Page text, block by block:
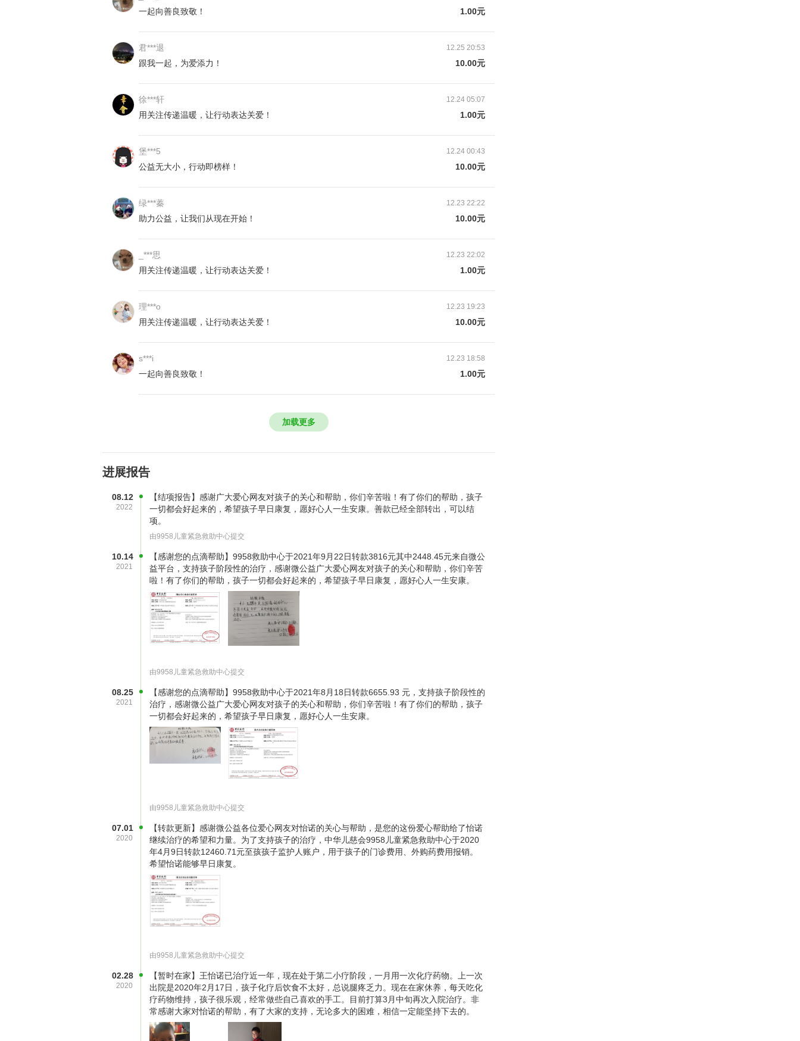
小诺今年4岁，家住忻州五台县东冶镇，是家里的独生女。小诺活泼可爱、乖巧懂事，是
有急性淋巴细胞白血病（B型）。
上药膏大人便带着小诺回了家。2017年8月，小诺身上的红点再次出现，大人以为仍旧是
到缓解，反而越加严重。2017年10月19号，大人带着小诺来到山西省儿童医院检查。
在皮肤科检查小诺被初步诊断为紫癜，一周后在内科复查被诊断为EB病毒感染。因为小
诺身上出血点越来越多，医生建议马上住院治疗。准备好简单的生活用品，小诺住进了医
院，10天后小诺做了骨髓穿刺，2017年11月12号结果出来最终确诊为急性淋巴细胞白血
化疗过程对于小诺来说是痛苦的，每次打完培门冬药后都会腰疼，疼得头上一直冒豆大的
汗珠。小诺强忍着，便像提醒自己要冷静似的，但是终于还是没能忍住疼痛，哭喊起来。
一起向善良致敬！ 1.00元
君***退 12.25 20:53
跟我一起，为爱添力！ 10.00元
徐***轩 12.24 05:07
用关注传递温暖，让行动表达关爱！ 1.00元
堡***5 12.24 00:43
公益无大小，行动即榜样！ 10.00元
绿***蓁 12.23 22:22
助力公益，让我们从现在开始！ 10.00元
_***思 12.23 22:02
用关注传递温暖，让行动表达关爱！ 1.00元
理***o 12.23 19:23
用关注传递温暖，让行动表达关爱！ 10.00元
s***i 12.23 18:58
一起向善良致敬！ 1.00元
加载更多
进展报告
08.12
2022
【结项报告】感谢广大爱心网友对孩子的关心和帮助，你们辛苦啦！有了你们的帮助，孩子
一切都会好起来的，希望孩子早日康复，愿好心人一生安康。善款已经全部转出，可以结
项。
由9958儿童紧急救助中心提交
10.14
2021
【感谢您的点滴帮助】9958救助中心于2021年9月22日转款3816元其中2448.45元来自微公
益平台，支持孩子阶段性的治疗，感谢微公益广大爱心网友对孩子的关心和帮助，你们辛苦
啦！有了你们的帮助，孩子一切都会好起来的，希望孩子早日康复，愿好心人一生安康。
由9958儿童紧急救助中心提交
08.25
2021
【感谢您的点滴帮助】9958救助中心于2021年8月18日转款6655.93 元，支持孩子阶段性的
治疗，感谢微公益广大爱心网友对孩子的关心和帮助，你们辛苦啦！有了你们的帮助，孩子
一切都会好起来的，希望孩子早日康复，愿好心人一生安康。
由9958儿童紧急救助中心提交
07.01
2020
【转款更新】感谢微公益各位爱心网友对怡诺的关心与帮助，是您的这份爱心帮助给了怡诺
继续治疗的希望和力量。为了支持孩子的治疗，中华儿慈会9958儿童紧急救助中心于2020
年4月9日转款12460.71元至孩孩子监护人账户，用于孩子的门诊费用、外购药费用报销。
希望怡诺能够早日康复。
由9958儿童紧急救助中心提交
02.28
2020
【暂时在家】王怡诺已治疗近一年，现在处于第二小疗阶段，一月用一次化疗药物。上一次
出院是2020年2月17日，孩子化疗后饮食不太好，总说腿疼乏力。现在在家休养，每天吃化
疗药物维持，孩子很乐观，经常做些自己喜欢的手工。目前打算3月中旬再次入院治疗。非
常感谢大家对怡诺的帮助，有了大家的支持，无论多大的困难，相信一定能坚持下去的。